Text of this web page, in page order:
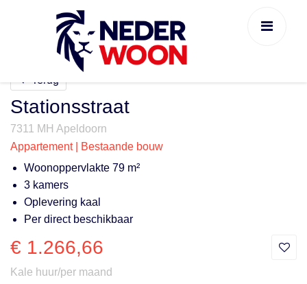
Terug
Stationsstraat
7311 MH Apeldoorn
Appartement | Bestaande bouw
Woonoppervlakte 79 m²
3 kamers
Oplevering kaal
Per direct beschikbaar
€ 1.266,66
Kale huur/per maand